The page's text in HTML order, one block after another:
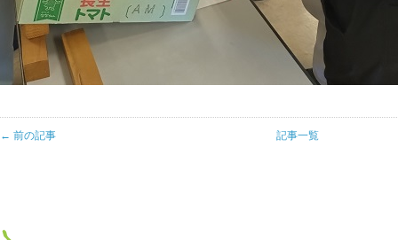
← 前の記事 記事一覧